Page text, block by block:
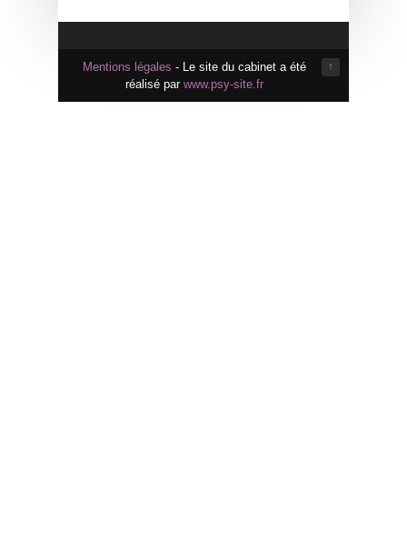
↑
Mentions légales - Le site du cabinet a été
réalisé par www.psy-site.fr